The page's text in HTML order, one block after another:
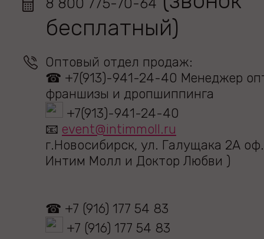
8 800 775-70-64
бесплатный)
Оптовый отдел продаж:
☎ +7(913)-941-24-40 Менеджер
франшизы и дропшиппинга
+7(913)-941-24-40
📧 event@intimmoll.ru
г.Новосибирск, ул. Галущака 2А
Интим Молл и Доктор Любви )
☎ +7 (916) 177 54 83
+7 (916) 177 54 83